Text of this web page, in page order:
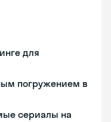
для
погружением в
сериалы на